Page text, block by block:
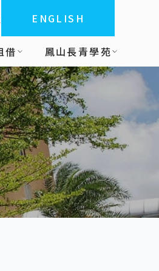
全站搜索ENGLISH
借 鳳山長青學苑